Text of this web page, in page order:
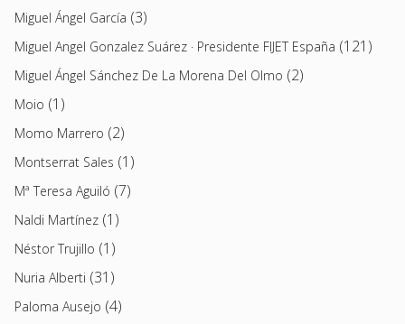
Miguel Ángel García (3)
Miguel Angel Gonzalez Suárez · Presidente FIJET España (121)
Miguel Ángel Sánchez De La Morena Del Olmo (2)
Moio (1)
Momo Marrero (2)
Montserrat Sales (1)
Mª Teresa Aguiló (7)
Naldi Martínez (1)
Néstor Trujillo (1)
Nuria Alberti (31)
Paloma Ausejo (4)